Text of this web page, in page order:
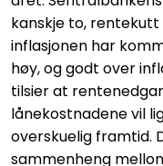
kanskje to,
inflasjonen har
høy, og godt over
tilsier at
lånekostnadene vil
overskuelig framtid.
sammenheng